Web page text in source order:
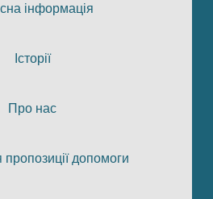
інформація
Історії
Про нас
пропозиції допомоги